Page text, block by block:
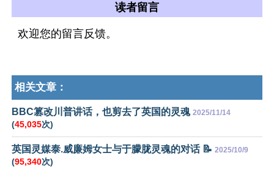
读者留言
欢迎您的留言反馈。
相关文章：
BBC篡改川普讲话，也剪去了英国的灵魂 2025/11/14
(45,035次)
英国灵媒泰.威廉姆女士与于朦胧灵魂的对话 📝 2025/10/9
(95,340次)